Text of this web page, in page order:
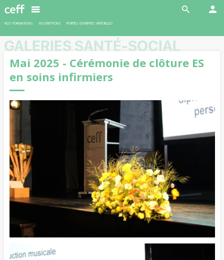
NOS FORMATIONS INSCRIPTIONS PORTES OUVERTES VIRTUELLES
GALERIES SANTÉ-SOCIAL
Mai 2025 - Cérémonie de clôture ES
en soins infirmiers